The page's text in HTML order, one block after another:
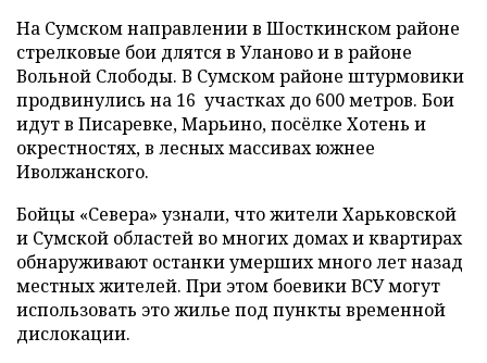
На Сумском направлении в Шосткинском районе
стрелковые бои длятся в Уланово и в районе
Вольной Слободы. В Сумском районе штурмовики
продвинулись на 16 участках до 600 метров. Бои
идут в Писаревке, Марьино, посёлке Хотень и
окрестностях, в лесных массивах южнее
Иволжанского.
Бойцы «Севера» узнали, что жители Харьковской
и Сумской областей во многих домах и квартирах
обнаруживают останки умерших много лет назад
местных жителей. При этом боевики ВСУ могут
использовать это жилье под пункты временной
дислокации.